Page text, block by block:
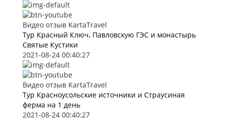
Видео отзыв KartaTravel
Тур Красный Ключ, Павловскую ГЭС и монастырь
Святые Кустики
2021-08-24 00:40:27
Видео отзыв KartaTravel
Тур Красноусольские источники и Страусиная
ферма на 1 день
2021-08-24 00:40:27